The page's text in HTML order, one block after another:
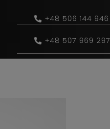
+48 506 144 946
+48 507 969 297